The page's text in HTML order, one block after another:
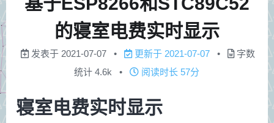
的寝室电费实时显示
发表于 2021-07-07 更新于 2021-07-07
字数
统计 4.6k 阅读时长 57分
寝室电费实时显示